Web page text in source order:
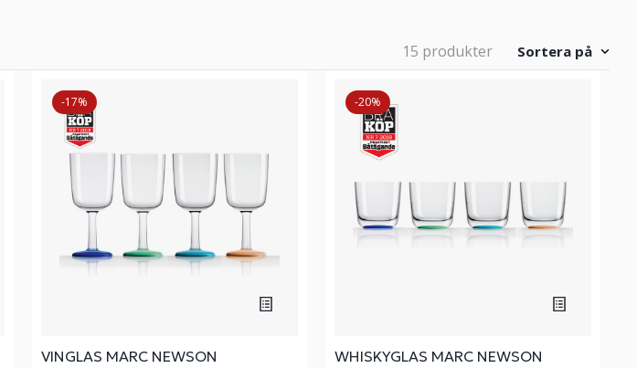
15 produkter Sortera på
-17%
VINGLAS MARC NEWSON
-20%
WHISKYGLAS MARC NEWSON